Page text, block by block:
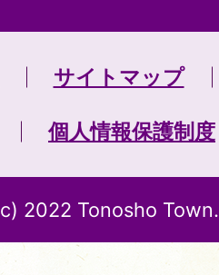
サイトマップ
個人情報保護制度
2022 Tonosho